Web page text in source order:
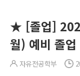
★ [졸업]
월) 예비 졸
자유전공학부